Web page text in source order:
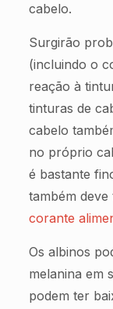
cabelo.
Surgirão
(incluindo o
reação à
tinturas de
cabelo
no próprio
é bastante
também
corante
Os albinos
melanina em
podem ter